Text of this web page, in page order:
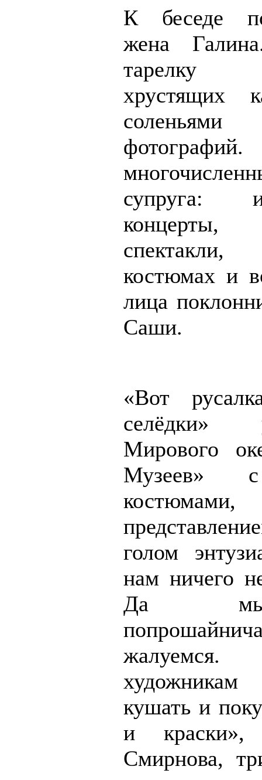
К беседе
жена
тарелку
хрустящих
супруга:
костюмах и
лица
Саши.
«Вот
Мирового
Музеев»
голом
нам ничего
Да
кушать и
и
Смирнова,